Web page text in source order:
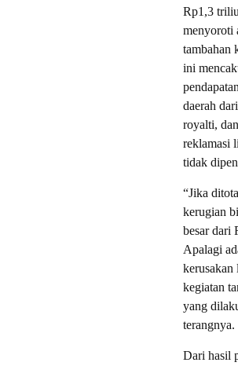
Rp1,3
menyoroti
tambahan
ini
daerah
royalti,
reklamasi
tidak
“Jika
kerugian
besar dari
Apalagi
kerusakan
kegiatan
yang
terangnya.
Dari hasil